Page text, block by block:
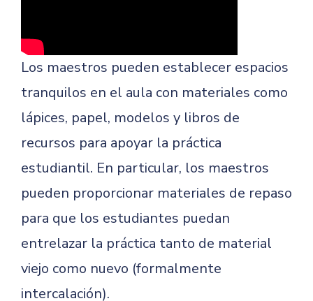
Los maestros pueden establecer espacios
tranquilos en el aula con materiales como
lápices, papel, modelos y libros de
recursos para apoyar la práctica
estudiantil. En particular, los maestros
pueden proporcionar materiales de repaso
para que los estudiantes puedan
entrelazar la práctica tanto de material
viejo como nuevo (formalmente
intercalación).